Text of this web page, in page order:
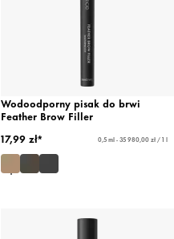
Wodoodporny pisak do brwi
Feather Brow Filler
17,99 zł*
0,5 ml - 35 980,00 zł / 1 l